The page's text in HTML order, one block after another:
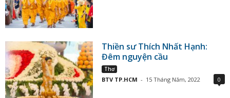
Thiền sư Thích Nhất Hạnh:
Đêm nguyện cầu
Thơ
BTV TP.HCM - 15 Tháng Năm, 2022 0